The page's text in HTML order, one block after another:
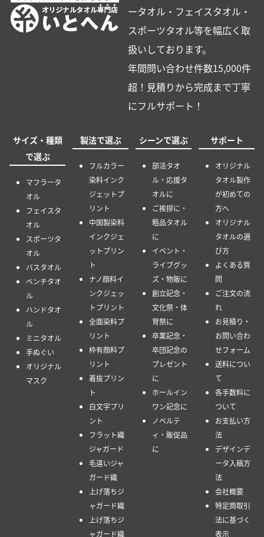
ータオル・フェイスタオル・
スポーツタオル等を幅広く取
扱いしております。
年間問い合わせ件数15,000件
超！見積りから完成まで丁寧
にフルサポート！
サイズ・種類
で選ぶ
マフラータ
オル
フェイスタ
オル
スポーツタ
オル
バスタオル
ベンチタオ
ル
ハンドタオ
ル
ミニタオル
手ぬぐい
オリジナル
マスク
製法で選ぶ
フルカラー
染料インク
ジェットプ
リント
中国製染料
インクジェ
ットプリン
ト
ナノ顔料イ
ンクジェッ
トプリント
全面染料プ
リント
枠有顔料プ
リント
着抜プリン
ト
白文字プリ
ント
フラット織
ジャガード
毛違いジャ
ガード織
上げ落ちジ
ャガード織
上げ落ちジ
ャガード織
シーンで選ぶ
部活タオ
ル・応援タ
オルに
ご挨拶に・
粗品タオル
に
イベント・
ライブグッ
ズ・物販に
創立記念・
文化祭・体
育祭に
卒業記念・
卒団記念の
プレゼント
に
ホールイン
ワン記念に
ノベルテ
ィ・販促品
に
サポート
オリジナル
タオル製作
が初めての
方へ
オリジナル
タオルの選
び方
よくある質
問
ご注文の流
れ
お見積り・
お問い合わ
せフォーム
送料につい
て
各手数料に
ついて
お支払い方
法
デザインデ
ータ入稿方
法
会社概要
特定商取引
法に基づく
表示